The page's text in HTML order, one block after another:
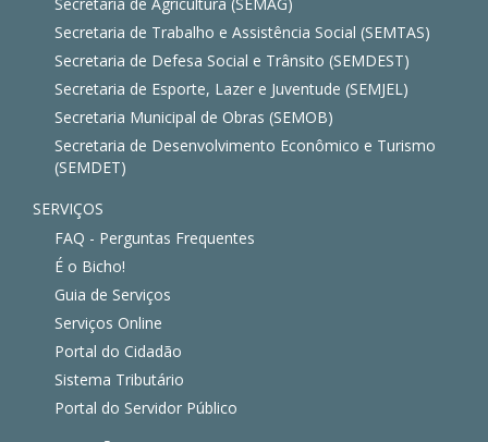
Secretaria de Agricultura (SEMAG)
Secretaria de Trabalho e Assistência Social (SEMTAS)
Secretaria de Defesa Social e Trânsito (SEMDEST)
Secretaria de Esporte, Lazer e Juventude (SEMJEL)
Secretaria Municipal de Obras (SEMOB)
Secretaria de Desenvolvimento Econômico e Turismo
(SEMDET)
SERVIÇOS
FAQ - Perguntas Frequentes
É o Bicho!
Guia de Serviços
Serviços Online
Portal do Cidadão
Sistema Tributário
Portal do Servidor Público